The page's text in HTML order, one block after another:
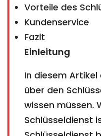
Vorteile des
Kundenservice
Fazit
Einleitung
In diesem Artikel
über den
wissen müssen.
Schlüsseldienst